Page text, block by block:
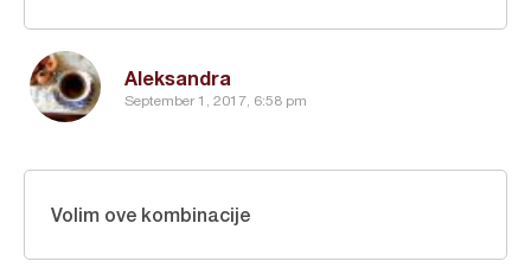
Aleksandra
September 1, 2017, 6:58 pm
Volim ove kombinacije